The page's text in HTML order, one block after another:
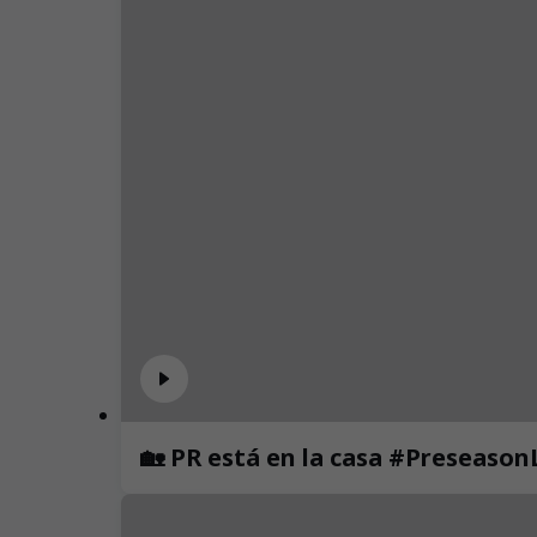
🏡 PR está en la casa